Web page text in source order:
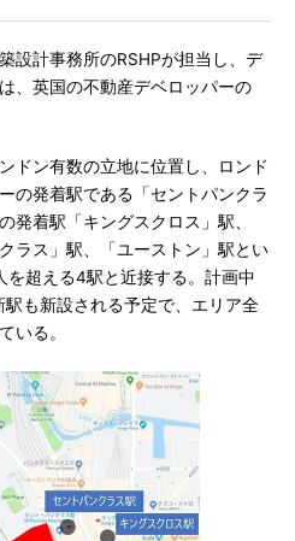
設計事務所のRSHPが担当し、デ
、英国の不動産デベロッパーの
ドン有数の立地に位置し、ロンド
の発着駅である「セントパンクラ
発着駅「キングスクロス」駅、
ラス」駅、「ユーストン」駅とい
を超える4駅と近接する。計画中
も新設される予定で、エリア全
いる。